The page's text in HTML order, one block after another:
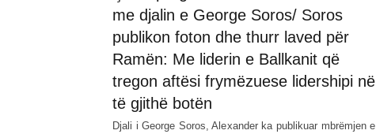
me djalin e George Soros/ Soros
publikon foton dhe thurr laved për
Ramën: Me liderin e Ballkanit që
tregon aftësi frymëzuese lidershipi në
të gjithë botën
Djali i George Soros, Alexander ka publikuar mbrëmjen e